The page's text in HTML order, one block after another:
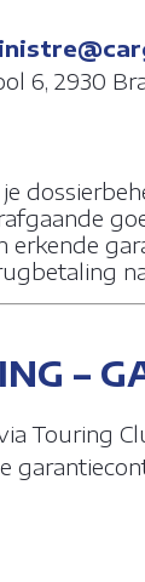
mobiele
Matomo
6, 2930
erkende
–
Touring